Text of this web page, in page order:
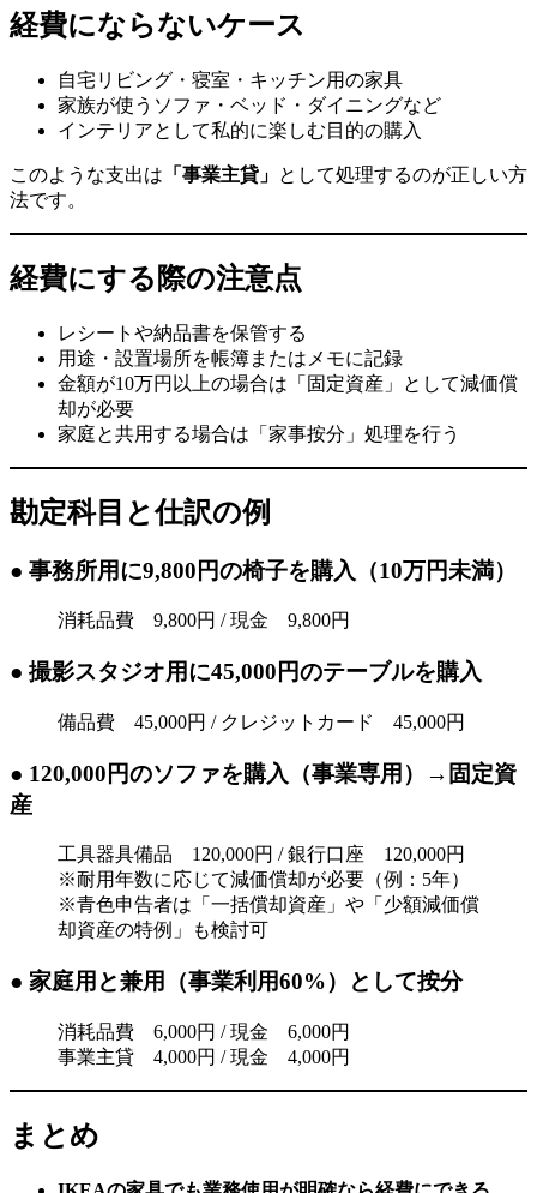
経費にならないケース
自宅リビング・寝室・キッチン用の家具
家族が使うソファ・ベッド・ダイニングなど
インテリアとして私的に楽しむ目的の購入
このような支出は 「事業主貸」 として処理するのが正しい方
法です。
経費にする際の注意点
レシートや納品書を保管する
用途・設置場所を帳簿またはメモに記録
金額が10万円以上の場合は「固定資産」として減価償
却が必要
家庭と共用する場合は「家事按分」処理を行う
勘定科目と仕訳の例
● 事務所用に9,800円の椅子を購入（10万円未満）
消耗品費 9,800円 / 現金 9,800円
● 撮影スタジオ用に45,000円のテーブルを購入
備品費 45,000円 / クレジットカード 45,000円
● 120,000円のソファを購入（事業専用）→固定資
産
工具器具備品 120,000円 / 銀行口座 120,000円
※耐用年数に応じて減価償却が必要（例：5年）
※青色申告者は「一括償却資産」や「少額減価償
却資産の特例」も検討可
● 家庭用と兼用（事業利用60%）として按分
消耗品費 6,000円 / 現金 6,000円
事業主貸 4,000円 / 現金 4,000円
まとめ